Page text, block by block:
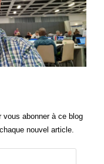
vous abonner à ce blog
nouvel article.